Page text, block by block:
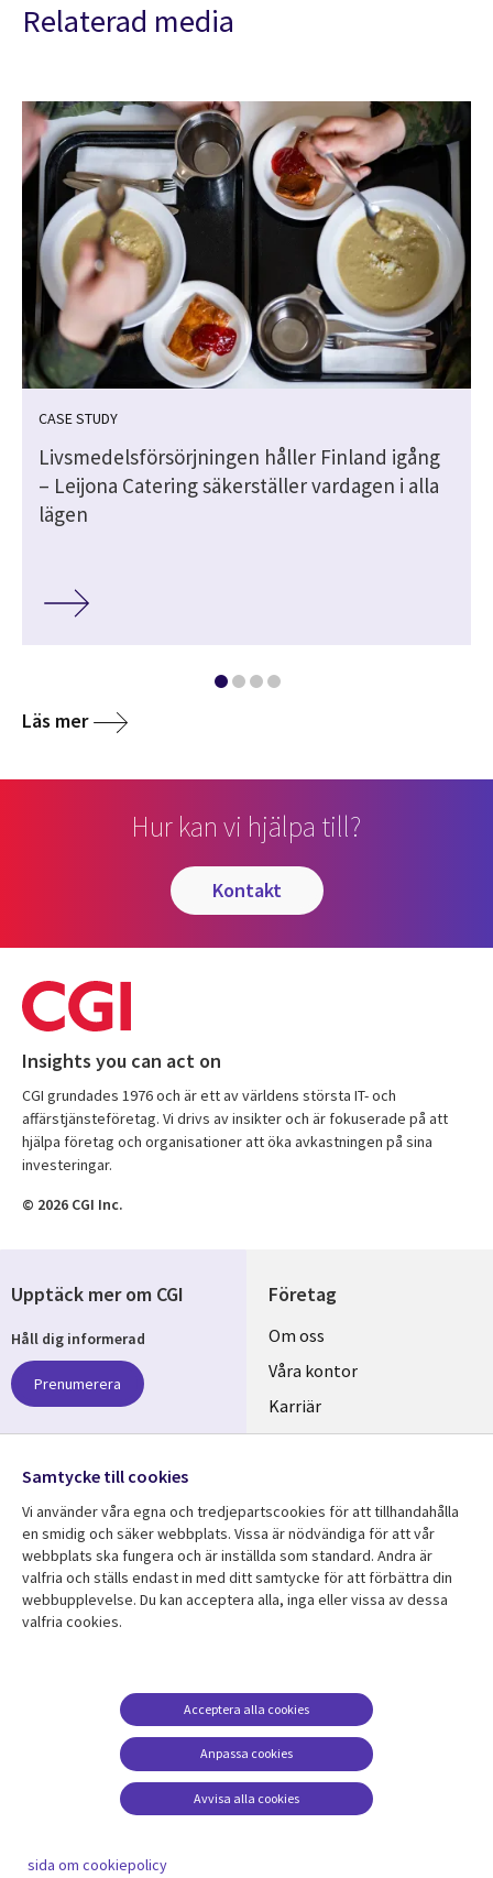
Relaterad media
CASE STUDY
Livsmedelsförsörjningen håller Finland igång
– Leijona Catering säkerställer vardagen i alla
lägen
Läs mer
Hur kan vi hjälpa till?
kontakt
Insights you can act on
CGI grundades 1976 och är ett av världens största IT- och
affärstjänsteföretag. Vi drivs av insikter och är fokuserade på att
hjälpa företag och organisationer att öka avkastningen på sina
investeringar.
© 2026 CGI Inc.
Företag
Useful
links
SWEDEN
Om oss
Våra kontor
Karriär
Hållbarhet
Resurscenter
SWEDEN
SWEDEN
dataskydd
Accessibility
Terms of Use
Hantering av cookies
Upptäck mer om CGI
Håll dig informerad
Prenumerera
Följ oss
Social
Media
SWEDEN
Samtycke till cookies
Vi använder våra egna och tredjepartscookies för att tillhandahålla
en smidig och säker webbplats. Vissa är nödvändiga för att vår
webbplats ska fungera och är inställda som standard. Andra är
valfria och ställs endast in med ditt samtycke för att förbättra din
webbupplevelse. Du kan acceptera alla, inga eller vissa av dessa
valfria cookies.
Anpassa cookies
Acceptera alla cookies
Avvisa alla cookies
sida om cookiepolicy